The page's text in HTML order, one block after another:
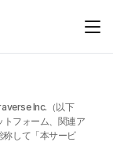
Inc.（以下
トフォーム、関連ア
称して「本サービ